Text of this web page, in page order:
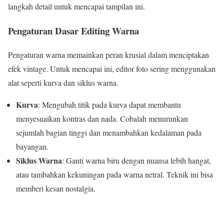
langkah detail untuk mencapai tampilan ini.
Pengaturan Dasar Editing Warna
Pengaturan warna memainkan peran krusial dalam menciptakan
efek vintage. Untuk mencapai ini, editor foto sering menggunakan
alat seperti kurva dan siklus warna.
Kurva: Mengubah titik pada kurva dapat membantu
menyesuaikan kontras dan nada. Cobalah menurunkan
sejumlah bagian tinggi dan menambahkan kedalaman pada
bayangan.
Siklus Warna: Ganti warna biru dengan nuansa lebih hangat,
atau tambahkan kekuningan pada warna netral. Teknik ini bisa
memberi kesan nostalgia.